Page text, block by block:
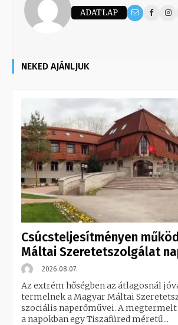
ADATLAP
NEKED AJÁNLJUK
Csúcsteljesítményen
Máltai Szeretetszolgálat
2026.08.07.
Az extrém hőségben az átlagosnál
termelnek a Magyar Máltai
szociális naperőművei. A megtermelt
a napokban egy Tiszafüred méretű...